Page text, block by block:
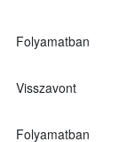
Folyamatban
Visszavont
Folyamatban